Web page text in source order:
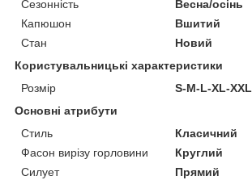
Сезонність
Весна/осінь
Капюшон
Вшитий
Стан
Новий
Користувальницькі характеристики
Розмір
S-M-L-XL-XXL
Основні атрибути
Стиль
Класичний
Фасон вирізу горловини
Круглий
Силует
Прямий